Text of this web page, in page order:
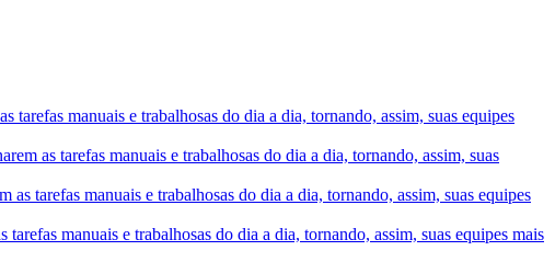
tarefas manuais e trabalhosas do dia a dia, tornando, assim, suas equipes
as tarefas manuais e trabalhosas do dia a dia, tornando, assim, suas
tarefas manuais e trabalhosas do dia a dia, tornando, assim, suas equipes
manuais e trabalhosas do dia a dia, tornando, assim, suas equipes mais